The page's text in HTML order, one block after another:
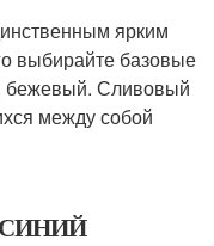
ярким
выбирайте базовые
бежевый. Сливовый
между собой